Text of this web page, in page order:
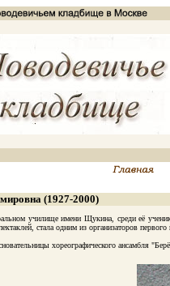
(1927-2000)
училище имени Щукина, среди её
стала одним из организаторов
хореографического ансамбля